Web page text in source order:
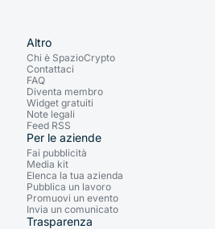
Altro
Chi è SpazioCrypto
Contattaci
FAQ
Diventa membro
Widget gratuiti
Note legali
Feed RSS
Per le aziende
Fai pubblicità
Media kit
Elenca la tua azienda
Pubblica un lavoro
Promuovi un evento
Invia un comunicato
Trasparenza